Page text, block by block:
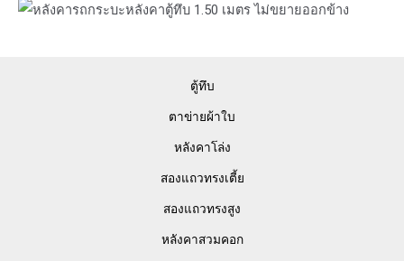
หลังคาตู้ทึบ 1.50 เมตร ไม่ขยายออกข้าง
ตู้ทึบ
ตาข่ายผ้าใบ
หลังคาโล่ง
สองแถวทรงเตี้ย
สองแถวทรงสูง
หลังคาสวมคอก